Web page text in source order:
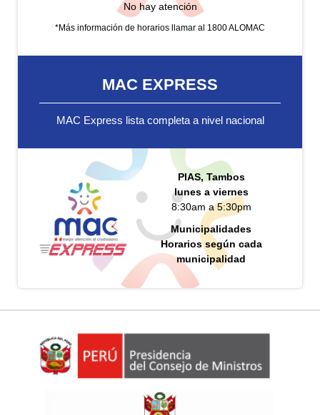
No hay atención
*Más información de horarios llamar al 1800 ALOMAC
MAC EXPRESS
MAC Express lista completa a nivel nacional
PIAS, Tambos
lunes a viernes
8:30am a 5:30pm
Municipalidades
Horarios según cada
municipalidad